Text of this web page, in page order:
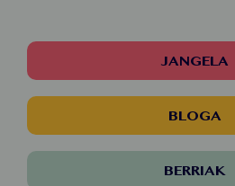
JANGELA
BLOGA
BERRIAK